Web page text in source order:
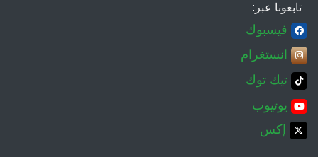
تابعونا عبر: